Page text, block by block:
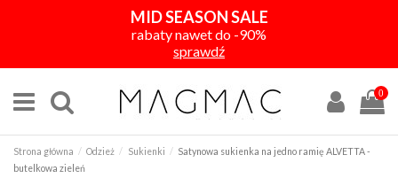
MID SEASON SALE
rabaty nawet do -90%
sprawdź
0
Strona główna Odzież Sukienki
Satynowa sukienka na jedno ramię ALVETTA -
butelkowa zieleń